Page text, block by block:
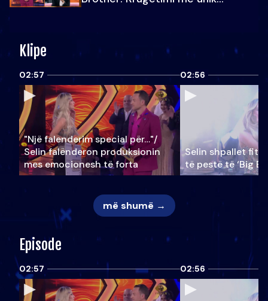
Klipe
02:57
"Një falenderim special për…"/
Selin falënderon produksionin
mes emocionesh të forta
02:56
Selin shpallet
të pestë të ‘Big
më shumë →
Episode
02:57 02:56